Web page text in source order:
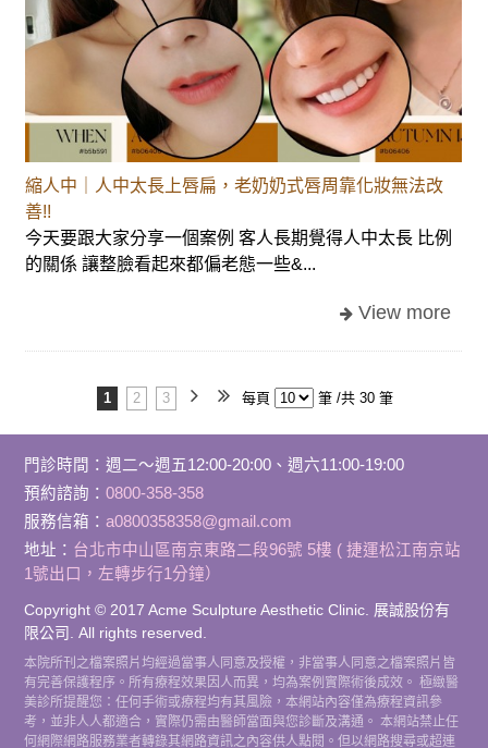
縮人中｜人中太長上唇扁，老奶奶式唇周靠化妝無法改
善!!
今天要跟大家分享一個案例 客人長期覺得人中太長 比例
的關係 讓整臉看起來都偏老態一些&...
1 2 3 每頁 筆 /共 30 筆
門診時間 ： 週二～週五12:00-20:00、週六11:00-19:00
預約諮詢： 0800-358-358
服務信箱： a0800358358@gmail.com
地址： 台北市中山區南京東路二段96號 5樓 ( 捷運松江南京站
1號出口，左轉步行1分鐘）
Copyright © 2017 Acme Sculpture Aesthetic Clinic. 展誠股份有
限公司. All rights reserved.
本院所刊之檔案照片均經過當事人同意及授權，非當事人同意之檔案照片皆
有完善保護程序。所有療程效果因人而異，均為案例實際術後成效。 極緻醫
美診所提醒您：任何手術或療程均有其風險，本網站內容僅為療程資訊參
考，並非人人都適合，實際仍需由醫師當面與您診斷及溝通。 本網站禁止任
何網際網路服務業者轉錄其網路資訊之內容供人點閱。但以網路搜尋或超連